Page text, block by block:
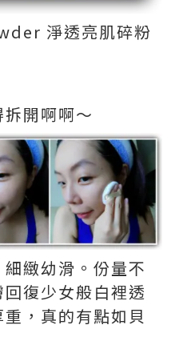
淨透亮肌碎粉
開啊啊～
緻幼滑。份量不
復少女般白裡透
，真的有點如貝